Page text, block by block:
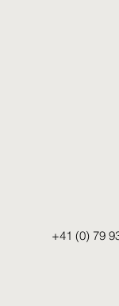
+41 (0) 79